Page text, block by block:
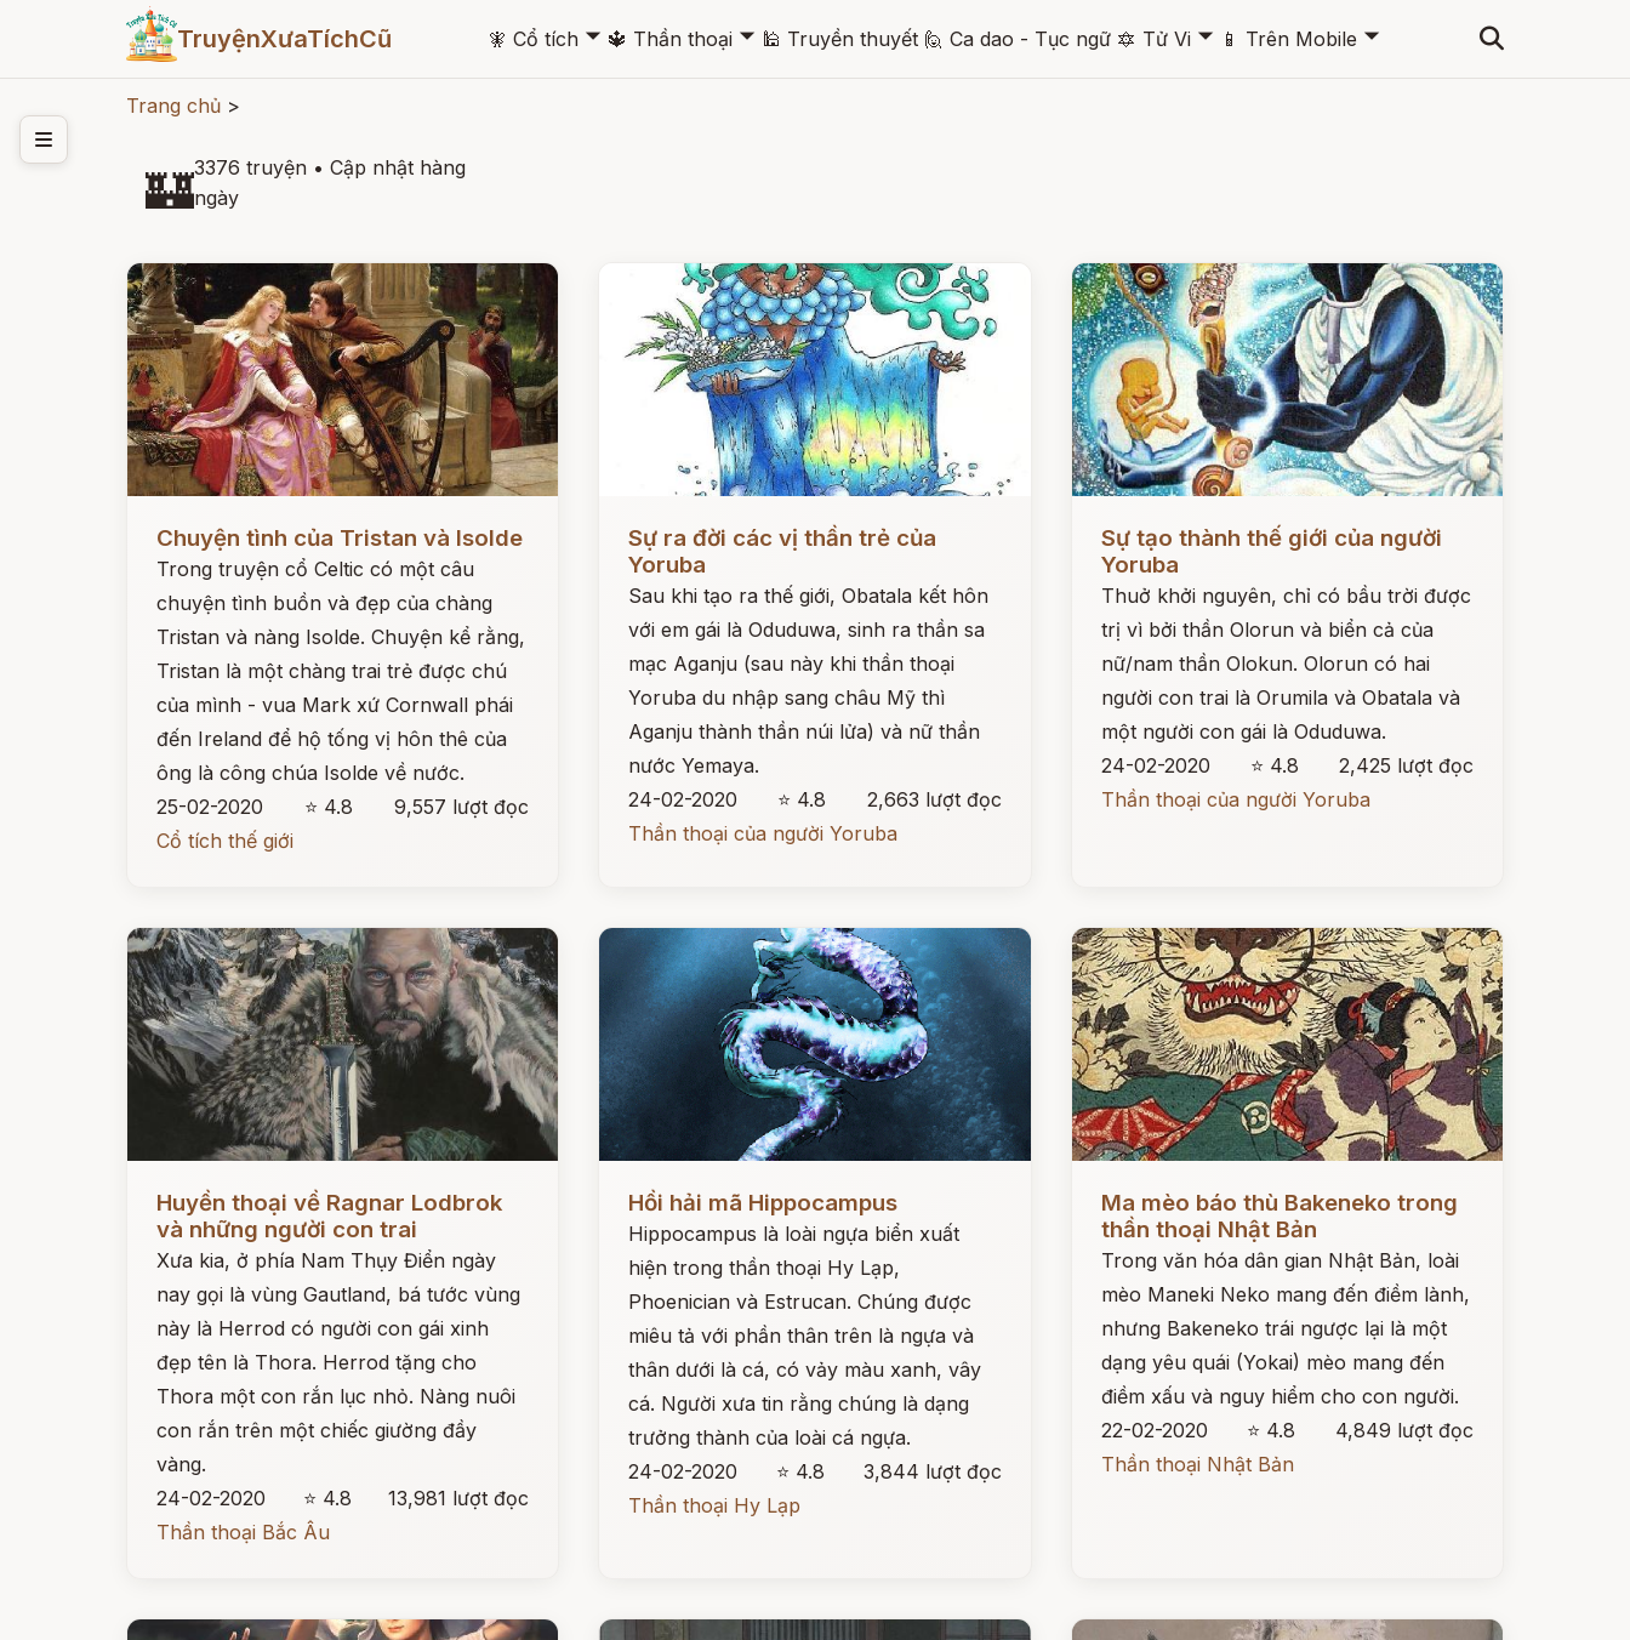
TruyệnXưaTíchCũ 🧚 Cổ tích 🞃 🔱 Thần thoại 🞃 🕌 Truyền thuyết 🙋 Ca dao - Tục ngữ 🔯 Tử Vi 🞃 📱 Trên Mobile 🞃
Trang chủ >
🏰3376 truyện • Cập nhật hàng
ngày
Chuyện tình của Tristan và Isolde
Trong truyện cổ Celtic có một câu
chuyện tình buồn và đẹp của chàng
Tristan và nàng Isolde. Chuyện kể rằng,
Tristan là một chàng trai trẻ được chú
của mình - vua Mark xứ Cornwall phái
đến Ireland để hộ tống vị hôn thê của
ông là công chúa Isolde về nước.
25-02-2020
⭐ 4.8
9,557 lượt đọc
Cổ tích thế giới
Sự ra đời các vị thần trẻ của
Yoruba
Sau khi tạo ra thế giới, Obatala kết hôn
với em gái là Oduduwa, sinh ra thần sa
mạc Aganju (sau này khi thần thoại
Yoruba du nhập sang châu Mỹ thì
Aganju thành thần núi lửa) và nữ thần
nước Yemaya.
24-02-2020
⭐ 4.8
2,663 lượt đọc
Thần thoại của người Yoruba
Sự tạo thành thế giới của người
Yoruba
Thuở khởi nguyên, chỉ có bầu trời được
trị vì bởi thần Olorun và biển cả của
nữ/nam thần Olokun. Olorun có hai
người con trai là Orumila và Obatala và
một người con gái là Oduduwa.
24-02-2020
⭐ 4.8
2,425 lượt đọc
Thần thoại của người Yoruba
Đọc ngay
Huyền thoại về Ragnar Lodbrok
và những người con trai
Xưa kia, ở phía Nam Thụy Điển ngày
nay gọi là vùng Gautland, bá tước vùng
này là Herrod có người con gái xinh
đẹp tên là Thora. Herrod tặng cho
Thora một con rắn lục nhỏ. Nàng nuôi
con rắn trên một chiếc giường đầy
vàng.
24-02-2020
⭐ 4.8
13,981 lượt đọc
Thần thoại Bắc Âu
Đọc ngay
Hồi hải mã Hippocampus
Hippocampus là loài ngựa biển xuất
hiện trong thần thoại Hy Lạp,
Phoenician và Estrucan. Chúng được
miêu tả với phần thân trên là ngựa và
thân dưới là cá, có vảy màu xanh, vây
cá. Người xưa tin rằng chúng là dạng
trưởng thành của loài cá ngựa.
24-02-2020
⭐ 4.8
3,844 lượt đọc
Thần thoại Hy Lạp
Ma mèo báo thù Bakeneko trong
thần thoại Nhật Bản
Trong văn hóa dân gian Nhật Bản, loài
mèo Maneki Neko mang đến điềm lành,
nhưng Bakeneko trái ngược lại là một
dạng yêu quái (Yokai) mèo mang đến
điềm xấu và nguy hiểm cho con người.
22-02-2020
⭐ 4.8
4,849 lượt đọc
Thần thoại Nhật Bản